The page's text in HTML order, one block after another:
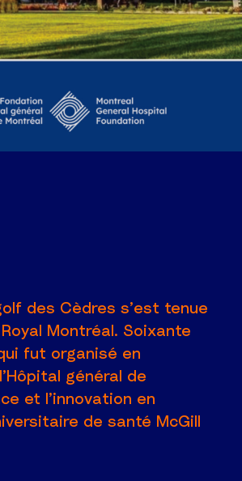
des Cèdres s’est tenue
Montréal. Soixante
fut organisé en
général de
et l’innovation en
de santé McGill